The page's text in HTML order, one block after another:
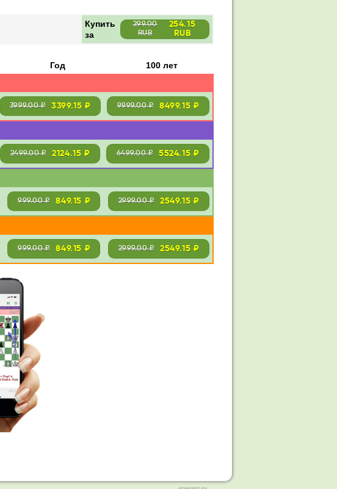
Купить
за
299.00
RUB
254.15
RUB
Год 100 лет
3999.00 ₽ 3399.15 ₽ 9999.00 ₽ 8499.15 ₽
2499.00 ₽ 2124.15 ₽ 6499.00 ₽ 5524.15 ₽
999.00 ₽ 849.15 ₽ 2999.00 ₽ 2549.15 ₽
999.00 ₽ 849.15 ₽ 2999.00 ₽ 2549.15 ₽